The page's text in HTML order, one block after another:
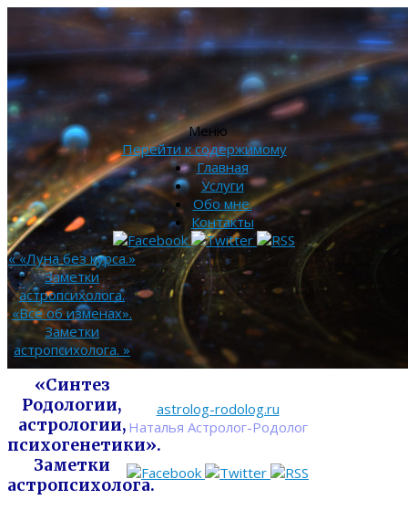
astrolog-rodolog.ru
Наталья Астролог-Родолог
Меню
Перейти к содержимому
Главная
Услуги
Обо мне.
Контакты
««Луна без курса.»
Заметки
астропсихолога.
«Все об изменах».
Заметки
астропсихолога. »
«Синтез
Родологии,
астрологии,
психогенетики».
Заметки
астропсихолога.